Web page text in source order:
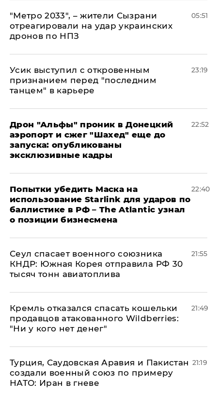
"Метро 2033", – жители Сызрани
отреагировали на удар украинских
дронов по НПЗ
05:51
Усик выступил с откровенным
признанием перед "последним
танцем" в карьере
23:19
Дрон "Альфы" проник в Донецкий
аэропорт и сжег "Шахед" еще до
запуска: опубликованы
эксклюзивные кадры
22:52
Попытки убедить Маска на
использование Starlink для ударов по
баллистике в РФ – The Atlantic узнал
о позиции бизнесмена
22:40
​Сеул спасает военного союзника
КНДР: Южная Корея отправила РФ 30
тысяч тонн авиатоплива
21:55
Кремль отказался спасать кошельки
продавцов атакованного Wildberries:
"Ни у кого нет денег"
21:49
Турция, Саудовская Аравия и Пакистан
создали военный союз по примеру
НАТО: Иран в гневе
21:19